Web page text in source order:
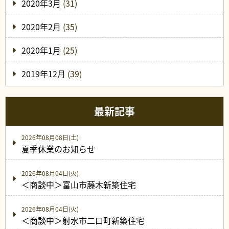
2020年3月 (31)
2020年2月 (35)
2020年1月 (25)
2019年12月 (39)
最新記事
2026年08月08日(土)
夏季休業のお知らせ
2026年08月04日(火)
＜商談中＞富山市藤木新築住宅
2026年08月04日(火)
＜商談中＞射水市二口町新築住宅